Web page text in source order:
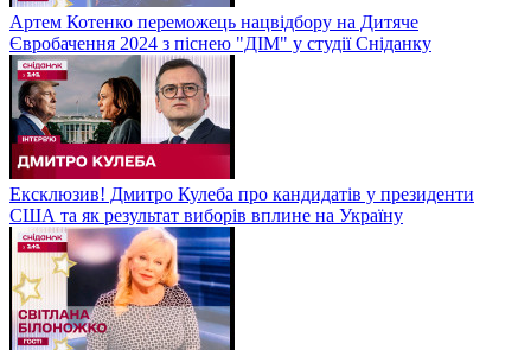
Артем Котенко переможець нацвідбору на Дитяче
Євробачення 2024 з піснею "ДІМ" у студії Сніданку
Ексклюзив! Дмитро Кулеба про кандидатів у президенти
США та як результат виборів вплине на Україну